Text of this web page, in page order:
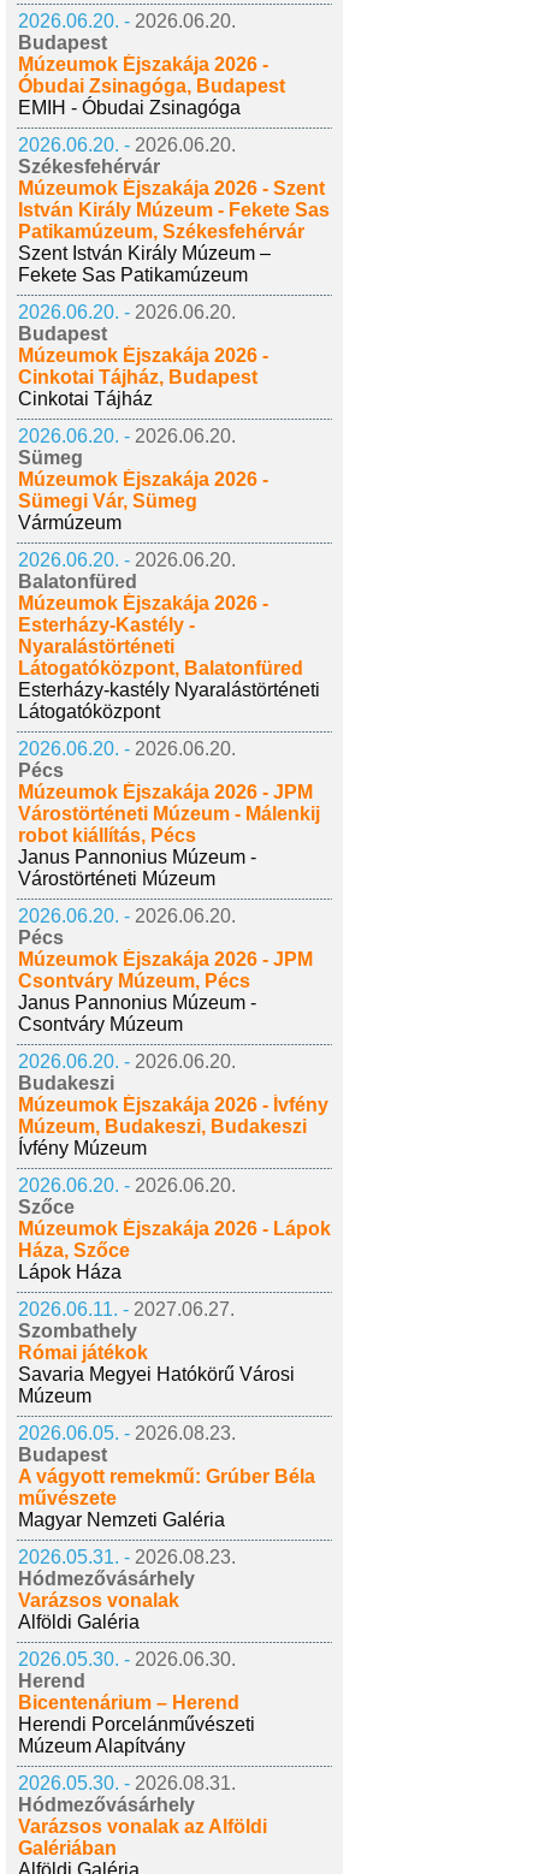
2026.06.20. - 2026.06.20.
Budapest
Múzeumok Éjszakája 2026 -
Óbudai Zsinagóga, Budapest
EMIH - Óbudai Zsinagóga
2026.06.20. - 2026.06.20.
Székesfehérvár
Múzeumok Éjszakája 2026 - Szent
István Király Múzeum - Fekete Sas
Patikamúzeum, Székesfehérvár
Szent István Király Múzeum –
Fekete Sas Patikamúzeum
2026.06.20. - 2026.06.20.
Budapest
Múzeumok Éjszakája 2026 -
Cinkotai Tájház, Budapest
Cinkotai Tájház
2026.06.20. - 2026.06.20.
Sümeg
Múzeumok Éjszakája 2026 -
Sümegi Vár, Sümeg
Vármúzeum
2026.06.20. - 2026.06.20.
Balatonfüred
Múzeumok Éjszakája 2026 -
Esterházy-Kastély -
Nyaralástörténeti
Látogatóközpont, Balatonfüred
Esterházy-kastély Nyaralástörténeti
Látogatóközpont
2026.06.20. - 2026.06.20.
Pécs
Múzeumok Éjszakája 2026 - JPM
Várostörténeti Múzeum - Málenkij
robot kiállítás, Pécs
Janus Pannonius Múzeum -
Várostörténeti Múzeum
2026.06.20. - 2026.06.20.
Pécs
Múzeumok Éjszakája 2026 - JPM
Csontváry Múzeum, Pécs
Janus Pannonius Múzeum -
Csontváry Múzeum
2026.06.20. - 2026.06.20.
Budakeszi
Múzeumok Éjszakája 2026 - Ívfény
Múzeum, Budakeszi, Budakeszi
Ívfény Múzeum
2026.06.20. - 2026.06.20.
Szőce
Múzeumok Éjszakája 2026 - Lápok
Háza, Szőce
Lápok Háza
2026.06.11. - 2027.06.27.
Szombathely
Római játékok
Savaria Megyei Hatókörű Városi
Múzeum
2026.06.05. - 2026.08.23.
Budapest
A vágyott remekmű: Grúber Béla
művészete
Magyar Nemzeti Galéria
2026.05.31. - 2026.08.23.
Hódmezővásárhely
Varázsos vonalak
Alföldi Galéria
2026.05.30. - 2026.06.30.
Herend
Bicentenárium – Herend
Herendi Porcelánművészeti
Múzeum Alapítvány
2026.05.30. - 2026.08.31.
Hódmezővásárhely
Varázsos vonalak az Alföldi
Galériában
Alföldi Galéria